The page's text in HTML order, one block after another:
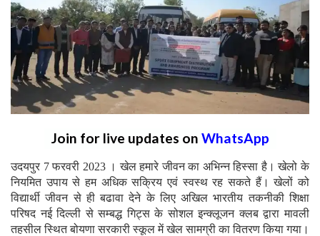
Join for live updates on WhatsApp
उदयपुर 7 फरवरी 2023 । खेल हमारे जीवन का अभिन्न हिस्सा है। खेलो के
नियमित उपाय से हम अधिक सक्रिय एवं स्वस्थ रह सकते हैं। खेलों को
विद्यार्थी जीवन से ही बढावा देने के लिए अखिल भारतीय तकनीकी शिक्षा
परिषद नई दिल्ली से सम्बद्ध गिट्स के सोशल इन्क्लूजन क्लब द्वारा मावली
तहसील स्थित बोयणा सरकारी स्कूल में खेल सामग्री का वितरण किया गया।